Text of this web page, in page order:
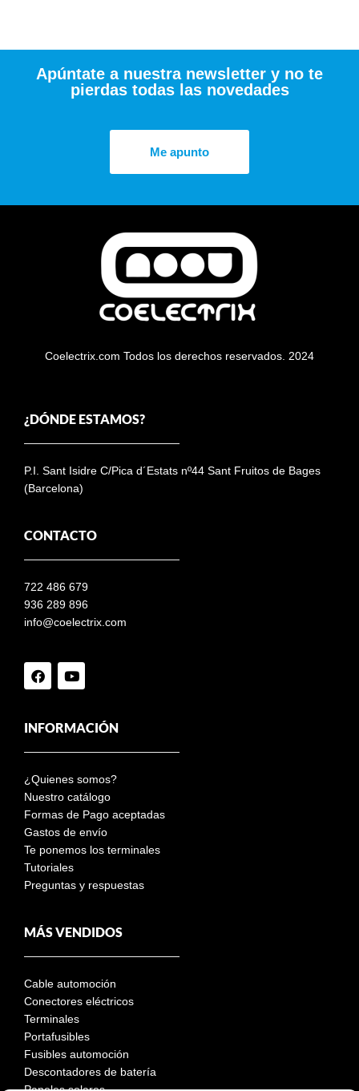
Apúntate a nuestra newsletter y no te
pierdas todas las novedades
Me apunto
Coelectrix.com Todos los derechos reservados. 2024
¿DÓNDE ESTAMOS?
P.I. Sant Isidre C/Pica d´Estats nº44 Sant Fruitos de Bages
(Barcelona)
CONTACTO
722 486 679
936 289 896
info@coelectrix.com
INFORMACIÓN
¿Quienes somos?
Nuestro catálogo
Formas de Pago aceptadas
Gastos de envío
Te ponemos los terminales
Tutoriales
Preguntas y respuestas
MÁS VENDIDOS
Cable automoción
Conectores eléctricos
Terminales
Portafusibles
Fusibles automoción
Descontadores de batería